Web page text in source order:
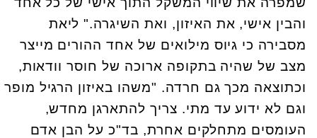
והבין אישי, את האיזון, ואת השיגרה." ליאת
מסבירה כי גיוס מילואים של אחד ההורים מייצר
מצב של שהיה בתקופה ארוכה של חוסר וודאות,
וכתוצאה מכך גם חרדה. "משהו באיזון הרגיל מופר
וגם לא ידוע עד מתי. צריך להתארגן מחדש,
העומסים מתחלקים אחרת, בד"כ על הבן אדם